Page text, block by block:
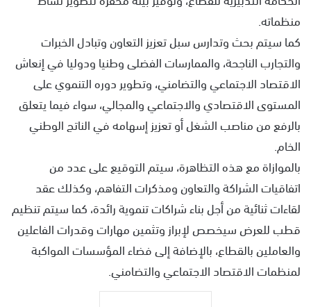
منظماته.
كما سيتم بحث وتدارس سبل تعزيز التعاون وتبادل الخبرات
والتجارب الناجحة، والممارسات الفضلى وطنيا ودوليا في إنعاش
الاقتصاد الاجتماعي والتضامني، وتطوير دوره التنموي على
المستوى الاقتصادي والاجتماعي والمجالي، سواء فيما يتعلق
بالرفع من مناصب الشغل أو تعزيز إسهامه في الناتج الوطني
الخام.
بالموازاة مع هذه التظاهرة، سيتم التوقيع على عدد من
اتفاقيات الشراكة والتعاون ومذكرات التفاهم، وكذلك عقد
لقاءات ثنائية من أجل بناء شراكات تنموية رائدة، كما سيتم تنظيم
قطب للعرض سيخصص لإبراز وتثمين مهارات وقدرات الفاعلين
والعاملين بالقطاع، بالإضافة إلى فضاء المؤسسات المواكبة
لمنظمات الاقتصاد الاجتماعي والتضامني.